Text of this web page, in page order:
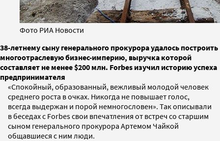
Фото РИА Новости
38-летнему сыну генерального прокурора удалось построить
многоотраслевую бизнес-империю, выручка которой
составляет не менее $200 млн. Forbes изучил историю успеха
предпринимателя
«Спокойный, образованный, вежливый молодой человек
среднего роста в очках. Никогда не повышает голос,
всегда выдержан и порой немногословен». Так описывали
в беседах с Forbes свои впечатления от встреч со старшим
сыном генерального прокурора Артемом Чайкой
общавшиеся с ним люди.